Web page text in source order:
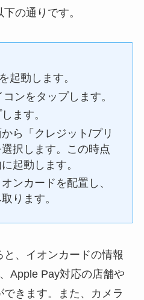
の通りです。
起動します。
ンをタップします。
ます。
ら「クレジット/プリ
択します。この時点
起動します。
ンカードを配置し、
ります。
、イオンカードの情報
Apple Pay対応の店舗や
きます。また、カメラ